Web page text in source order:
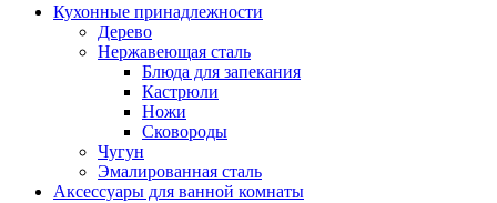
Кухонные принадлежности
Дерево
Нержавеющая сталь
Блюда для запекания
Кастрюли
Ножи
Сковороды
Чугун
Эмалированная сталь
Аксессуары для ванной комнаты